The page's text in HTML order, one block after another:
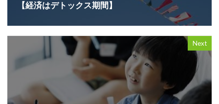
【経済はデトックス期間】
Next